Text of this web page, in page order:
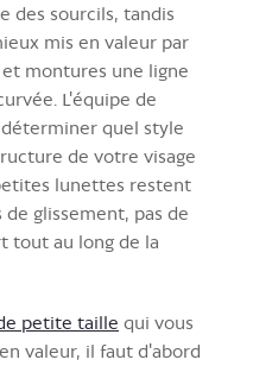
des sourcils, tandis
mis en valeur par
montures une ligne
L'équipe de
quel style
de votre visage
lunettes restent
glissement, pas de
tout au long de la
petite taille qui vous
valeur, il faut d'abord